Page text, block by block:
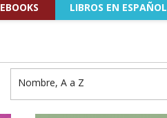
EBOOKS LIBROS EN ESPAÑOL
Nombre, A a Z